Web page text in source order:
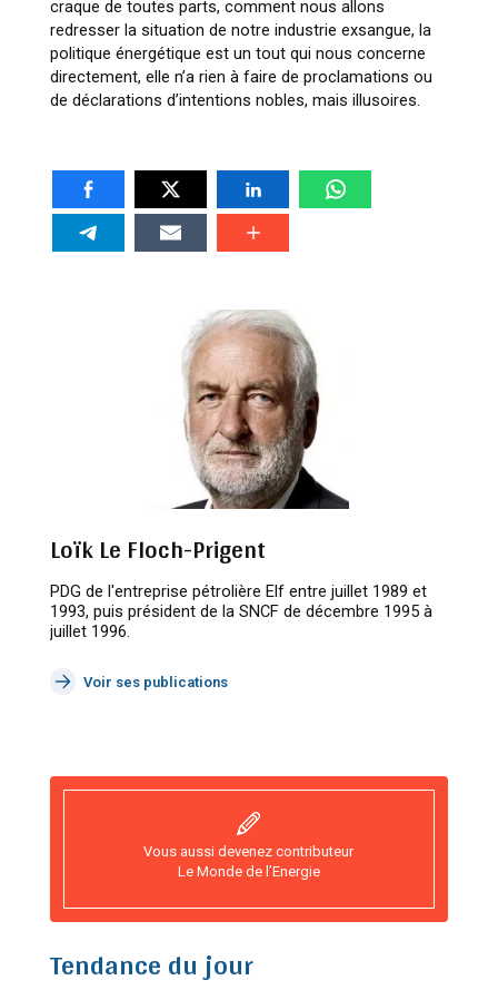
craque de toutes parts, comment nous allons
redresser la situation de notre industrie exsangue, la
politique énergétique est un tout qui nous concerne
directement, elle n’a rien à faire de proclamations ou
de déclarations d’intentions nobles, mais illusoires.
Loïk Le Floch-Prigent
PDG de l'entreprise pétrolière Elf entre juillet 1989 et
1993, puis président de la SNCF de décembre 1995 à
juillet 1996.
Voir ses publications
Vous aussi devenez contributeur
Le Monde de l’Energie
Tendance du jour